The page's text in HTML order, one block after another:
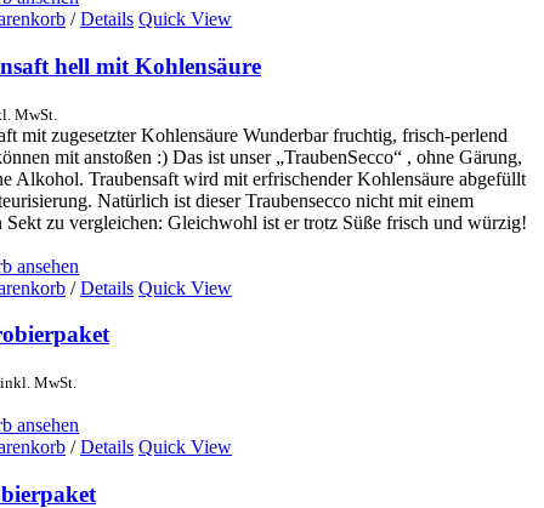
/ Details Quick View
hell mit Kohlensäure
MwSt.
mit zugesetzter Kohlensäure Wunderbar fruchtig, frisch-perlend
mit anstoßen :) Das ist unser „TraubenSecco“ , ohne Gärung,
Alkohol. Traubensaft wird mit erfrischender Kohlensäure abgefüllt
Natürlich ist dieser Traubensecco nicht mit einem
Sekt zu vergleichen: Gleichwohl ist er trotz Süße frisch und würzig!
ansehen
/ Details Quick View
inkl. MwSt.
ansehen
/ Details Quick View